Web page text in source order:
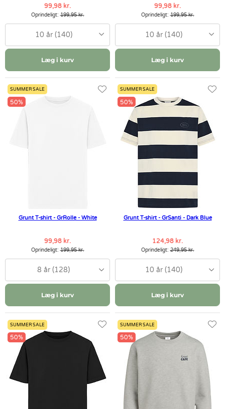
99,98 kr.
Oprindeligt:199,95 kr.
10 år (140)
Læg i kurv
99,98 kr.
Oprindeligt:199,95 kr.
10 år (140)
Læg i kurv
SUMMER SALE
50%
Grunt T-shirt - GrRolle - White
99,98 kr.
Oprindeligt:199,95 kr.
8 år (128)
Læg i kurv
SUMMER SALE
50%
Grunt T-shirt - GrSanti - Dark Blue
124,98 kr.
Oprindeligt:249,95 kr.
10 år (140)
Læg i kurv
SUMMER SALE
50%
SUMMER SALE
50%